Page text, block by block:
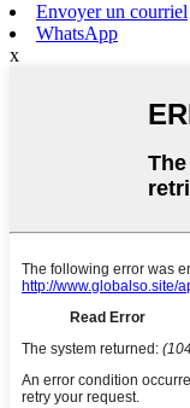
Envoyer un courriel
WhatsApp
x